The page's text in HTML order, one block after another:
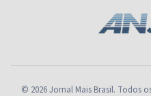
© 2026 Jornal Mais Brasil. Todos